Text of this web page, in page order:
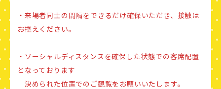
・来場者同士の間隔をできるだけ確保いただき、接触は
お控えください。
・ソーシャルディスタンスを確保した状態での客席配置
となっております
決められた位置でのご観覧をお願いいたします。